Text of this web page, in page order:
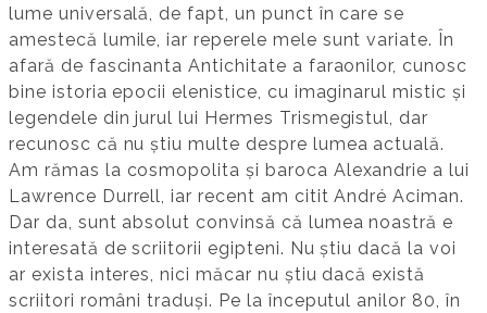
lume universală, de fapt, un punct în care se
amestecă lumile, iar reperele mele sunt variate. În
afară de fascinanta Antichitate a faraonilor, cunosc
bine istoria epocii elenistice, cu imaginarul mistic și
legendele din jurul lui Hermes Trismegistul, dar
recunosc că nu știu multe despre lumea actuală.
Am rămas la cosmopolita și baroca Alexandrie a lui
Lawrence Durrell, iar recent am citit André Aciman.
Dar da, sunt absolut convinsă că lumea noastră e
interesată de scriitorii egipteni. Nu știu dacă la voi
ar exista interes, nici măcar nu știu dacă există
scriitori români traduși. Pe la începutul anilor 80, în